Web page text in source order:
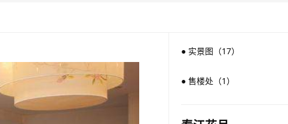
● 实景图（17）
● 售楼处（1）